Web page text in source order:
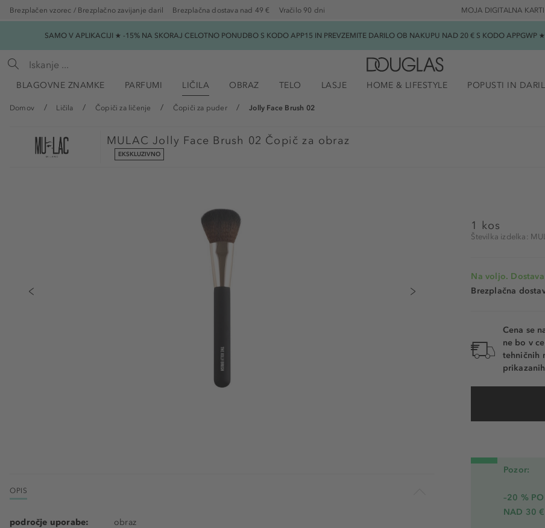
Brezplačen vzorec / Brezplačno zavijanje daril Brezplačna dostava nad 49 € Vračilo 90 dni MOJA DIGITALNA
SAMO V APLIKACIJI ★ -15% NA SKORAJ CELOTNO PONUDBO S KODO APP15 IN PREVZEMITE DARILO OB NAKUPU NAD 20 € S KODO
BLAGOVNE ZNAMKE PARFUMI LIČILA OBRAZ TELO LASJE HOME & LIFESTYLE POPUSTI IN
Domov Ličila Čopiči za ličenje Čopiči za puder Jolly Face Brush 02
MULAC Jolly Face Brush 02 Čopič za obraz
EKSKLUZIVNO
1 kos
Številka izdelka:
Na voljo.
Brezplačna
Cena se
ne bo v
tehničnih
Pozor:
–20 %
NAD 30 €
OPIS
področje uporabe:
obraz